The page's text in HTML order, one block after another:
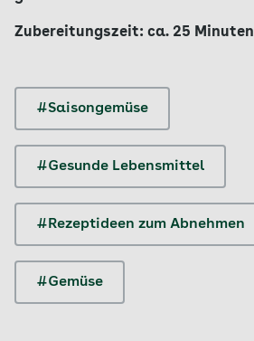
Zubereitungszeit: ca. 25 Minuten
#Saisongemüse
#Gesunde Lebensmittel
#Rezeptideen zum Abnehmen
#Gemüse